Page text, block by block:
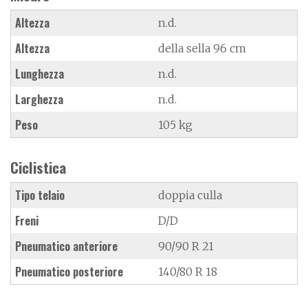
Altezza n.d.
Altezza della sella 96 cm
Lunghezza n.d.
Larghezza n.d.
Peso 105 kg
Ciclistica
Tipo telaio doppia culla
Freni D/D
Pneumatico anteriore 90/90 R 21
Pneumatico posteriore 140/80 R 18